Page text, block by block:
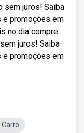
sem juros! Saiba
promoções em
no dia compre
juros! Saiba
promoções em